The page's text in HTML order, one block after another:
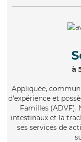
à
Appliquée,
d'expérience et
Familles
intestinaux et la
ses services de